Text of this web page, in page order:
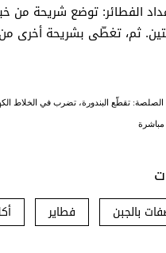
الفطائر: توضع شريحة من
ثم، تغطّى بشريحة أخرى من
الصلصة: تقطّع البندورة، تضرب في الخلاط
مباشرة
بالجبن فطاير